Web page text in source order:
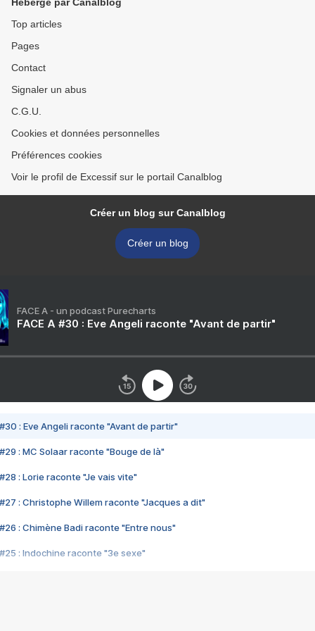
Top articles
Pages
Contact
Signaler un abus
C.G.U.
Cookies et données personnelles
Préférences cookies
Voir le profil de Excessif sur le portail Canalblog
Créer un blog sur Canalblog
Créer un blog
FACE A - un podcast Purecharts
FACE A #30 : Eve Angeli raconte "Avant de partir"
#30 : Eve Angeli raconte "Avant de partir"
#29 : MC Solaar raconte "Bouge de là"
#28 : Lorie raconte "Je vais vite"
#27 : Christophe Willem raconte "Jacques a dit"
#26 : Chimène Badi raconte "Entre nous"
#25 : Indochine raconte "3e sexe"